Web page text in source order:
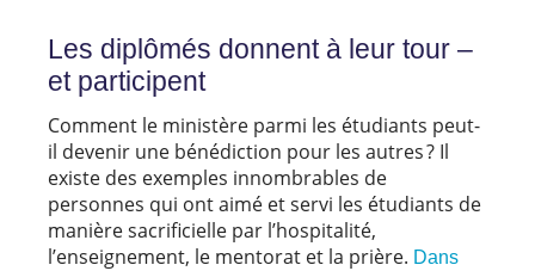
Les diplômés donnent à leur tour –
et participent
Comment le ministère parmi les étudiants peut-
il devenir une bénédiction pour les autres ? Il
existe des exemples innombrables de
personnes qui ont aimé et servi les étudiants de
manière sacrificielle par l’hospitalité,
l’enseignement, le mentorat et la prière. Dans